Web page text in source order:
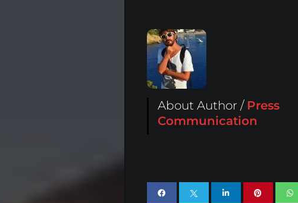
About Author / Press
Communication